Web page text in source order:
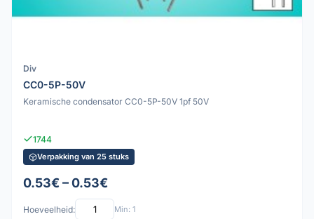
Div
CC0-5P-50V
Keramische condensator CC0-5P-50V 1pf 50V
1744
Verpakking van 25 stuks
0.53€ – 0.53€
Hoeveelheid: Min: 1